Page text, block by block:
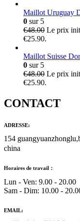
Maillot Uruguay
0 sur 5
€48.00 Le prix
€25.90.
Maillot Suisse
0 sur 5
€48.00 Le prix
€25.90.
CONTACT
ADRESSE:
154
china
Horaires de travail：
Lun - Ven: 9.00 - 20.00
Sam - Dim: 10.00 -
EMAIL: